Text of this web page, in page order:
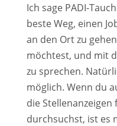
Ich sage PADI-
beste Weg, einen
an den Ort zu
möchtest, und mit
zu sprechen.
möglich. Wenn du
die
durchsuchst, ist es